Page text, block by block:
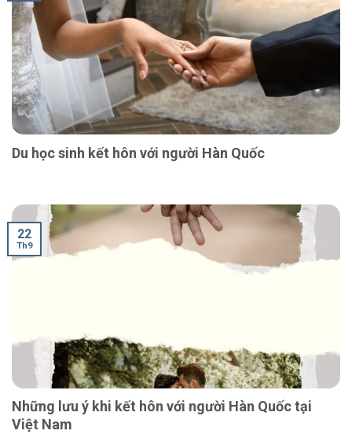
Du học sinh kết hôn với người Hàn Quốc
Những lưu ý khi kết hôn với người Hàn Quốc tại
Việt Nam
22
Th9